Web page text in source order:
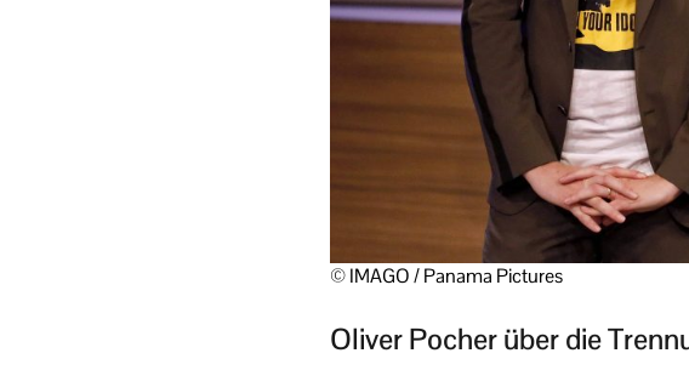
© IMAGO / Panama Pictures
Oliver Pocher über die